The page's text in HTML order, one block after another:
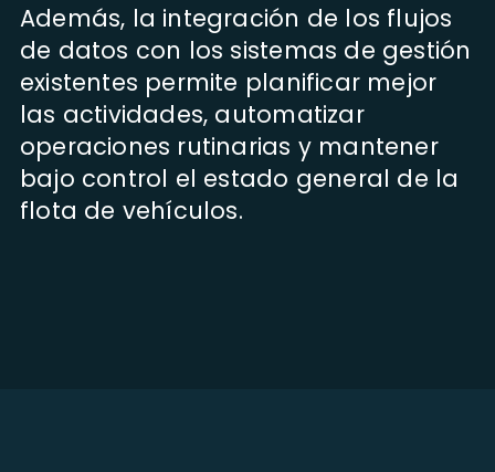
Además, la integración de los flujos
de datos con los sistemas de gestión
existentes permite planificar mejor
las actividades, automatizar
operaciones rutinarias y mantener
bajo control el estado general de la
flota de vehículos.